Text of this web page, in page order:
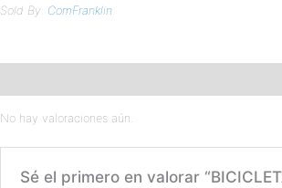
Sold By: ComFranklin
No hay valoraciones aún.
Sé el primero en valorar